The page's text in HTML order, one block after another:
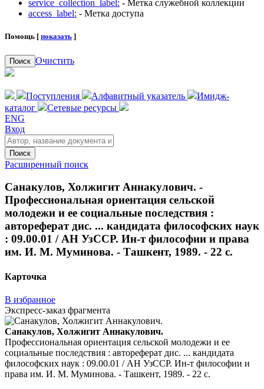
service_collection_label: - Метка служебной коллекции
access_label: - Метка доступа
Помощь [ показать ]
Поиск Очистить
Поступления Алфавитный указатель
Имидж-
каталог
Сетевые ресурсы
ENG
Вход
Поиск
Расширенный поиск
Санакулов, Холжигит Аннакулович. -
Профессиональная ориентация сельской
молодежи и ее социальные последствия :
автореферат дис. ... кандидата философских наук
: 09.00.01 / АН УзССР. Ин-т философии и права
им. И. М. Муминова. - Ташкент, 1989. - 22 с.
Карточка
В избранное
Экспресс-заказ фрагмента
Санакулов, Холжигит Аннакулович.
Профессиональная ориентация сельской молодежи и ее
социальные последствия : автореферат дис. ... кандидата
философских наук : 09.00.01 / АН УзССР. Ин-т философии и
права им. И. М. Муминова. - Ташкент, 1989. - 22 с.